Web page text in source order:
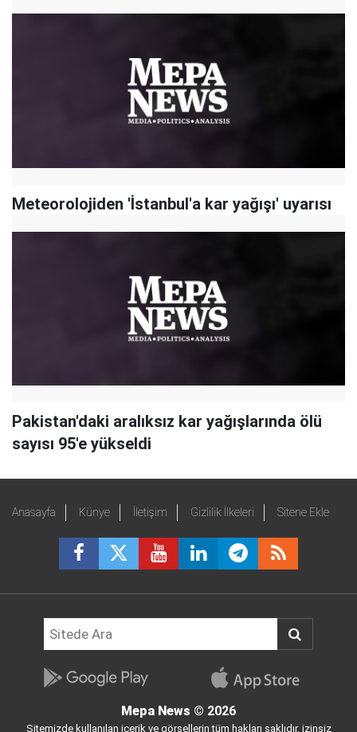
Meteorolojiden 'İstanbul'a kar yağışı' uyarısı
Pakistan'daki aralıksız kar yağışlarında ölü
sayısı 95'e yükseldi
Anasayfa Künye İletişim Gizlilik İlkeleri Sitene Ekle
Mepa News © 2026
Sitemizde kullanılan içerik ve görsellerin tüm hakları saklıdır, izinsiz